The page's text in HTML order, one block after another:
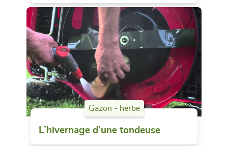
Gazon - herbe
L’hivernage d’une tondeuse